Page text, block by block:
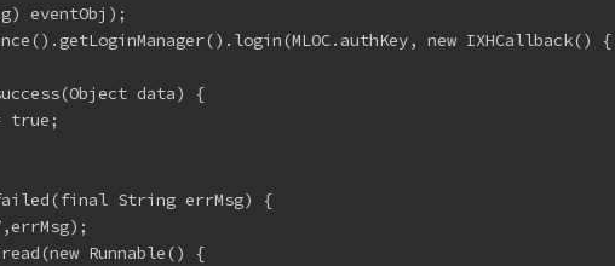
eventObj);
new IXHCallback() {
data) {
true;
String errMsg) {
Runnable() {